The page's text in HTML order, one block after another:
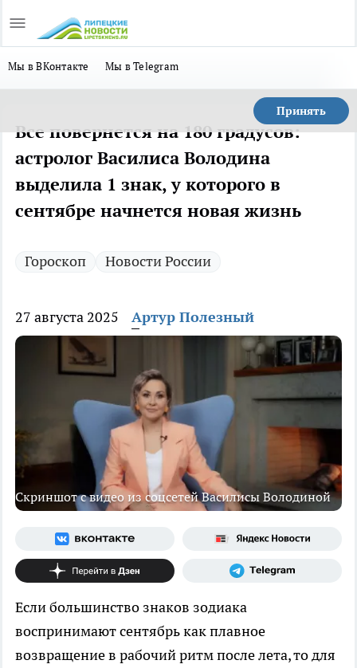
Мы в ВКонтакте Мы в Telegram
Принять
Все повернется на 180 градусов:
астролог Василиса Володина
выделила 1 знак, у которого в
сентябре начнется новая жизнь
Гороскоп Новости России
27 августа 2025 Артур Полезный
Скриншот с видео из соцсетей Василисы Володиной
Если большинство знаков зодиака
воспринимают сентябрь как плавное
возвращение в рабочий ритм после лета, то для